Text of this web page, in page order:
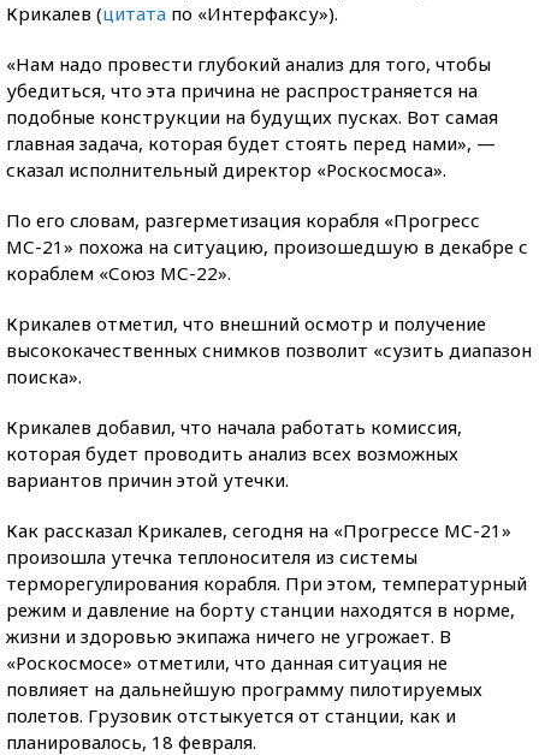
Крикалев (цитата по «Интерфаксу»).
«Нам надо провести глубокий анализ для того, чтобы
убедиться, что эта причина не распространяется на
подобные конструкции на будущих пусках. Вот самая
главная задача, которая будет стоять перед нами», —
сказал исполнительный директор «Роскосмоса».
По его словам, разгерметизация корабля «Прогресс
МС-21» похожа на ситуацию, произошедшую в декабре с
кораблем «Союз МС-22».
Крикалев отметил, что внешний осмотр и получение
высококачественных снимков позволит «сузить диапазон
поиска».
Крикалев добавил, что начала работать комиссия,
которая будет проводить анализ всех возможных
вариантов причин этой утечки.
Как рассказал Крикалев, сегодня на «Прогрессе МС-21»
произошла утечка теплоносителя из системы
терморегулирования корабля. При этом, температурный
режим и давление на борту станции находятся в норме,
жизни и здоровью экипажа ничего не угрожает. В
«Роскосмосе» отметили, что данная ситуация не
повлияет на дальнейшую программу пилотируемых
полетов. Грузовик отстыкуется от станции, как и
планировалось, 18 февраля.